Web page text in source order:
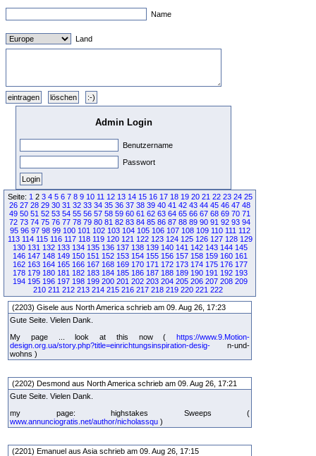
Name
Land
Admin Login
Benutzername
Passwort
Seite: 1 2 3 4 5 6 7 8 9 10 11 12 13 14 15 16 17 18 19 20 21 22 23 24 25
26 27 28 29 30 31 32 33 34 35 36 37 38 39 40 41 42 43 44 45 46 47 48
49 50 51 52 53 54 55 56 57 58 59 60 61 62 63 64 65 66 67 68 69 70 71
72 73 74 75 76 77 78 79 80 81 82 83 84 85 86 87 88 89 90 91 92 93 94
95 96 97 98 99 100 101 102 103 104 105 106 107 108 109 110 111 112
113 114 115 116 117 118 119 120 121 122 123 124 125 126 127 128 129
130 131 132 133 134 135 136 137 138 139 140 141 142 143 144 145
146 147 148 149 150 151 152 153 154 155 156 157 158 159 160 161
162 163 164 165 166 167 168 169 170 171 172 173 174 175 176 177
178 179 180 181 182 183 184 185 186 187 188 189 190 191 192 193
194 195 196 197 198 199 200 201 202 203 204 205 206 207 208 209
210 211 212 213 214 215 216 217 218 219 220 221 222
(2203) Gisele aus North America schrieb am 09. Aug 26, 17:23
Gute Seite. Vielen Dank.
My page ... look at this now ( https://www.9.Motion-
design.org.ua/story.php?title=einrichtungsinspiration-desig- n-und-
wohns )
(2202) Desmond aus North America schrieb am 09. Aug 26, 17:21
Gute Seite. Vielen Dank.
my page: highstakes Sweeps (
www.annunciogratis.net/author/nicholassqu )
(2201) Emanuel aus Asia schrieb am 09. Aug 26, 17:15